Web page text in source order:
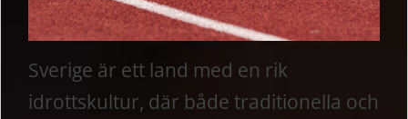
Sverige är ett land med en rik
idrottskultur, där både traditionella och